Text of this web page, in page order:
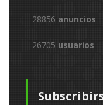
28856 anuncios
26705 usuarios